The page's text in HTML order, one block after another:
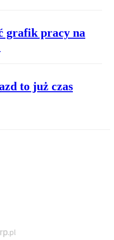
grafik pracy na
to już czas